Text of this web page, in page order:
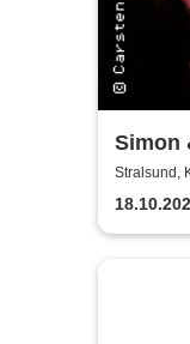
Simon
Band
Stralsund,